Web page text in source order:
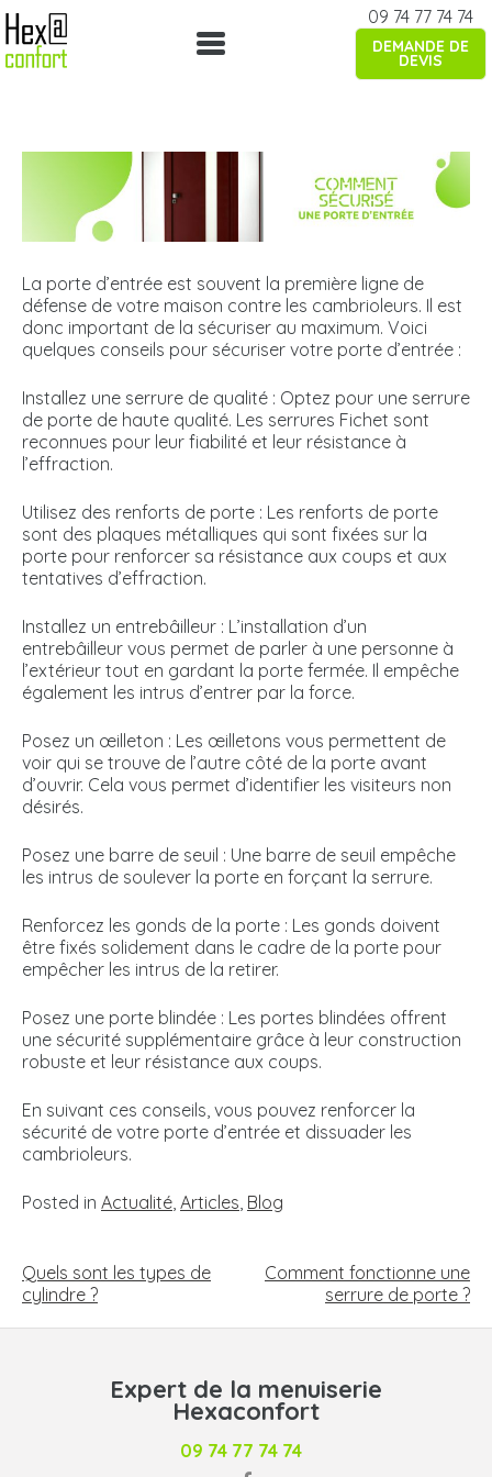
Skip
to
content
09 74 77 74 74
DEMANDE DE
DEVIS
La porte d’entrée est souvent la première ligne de
défense de votre maison contre les cambrioleurs. Il est
donc important de la sécuriser au maximum. Voici
quelques conseils pour sécuriser votre porte d’entrée :
Installez une serrure de qualité : Optez pour une serrure
de porte de haute qualité. Les serrures Fichet sont
reconnues pour leur fiabilité et leur résistance à
l’effraction.
Utilisez des renforts de porte : Les renforts de porte
sont des plaques métalliques qui sont fixées sur la
porte pour renforcer sa résistance aux coups et aux
tentatives d’effraction.
Installez un entrebâilleur : L’installation d’un
entrebâilleur vous permet de parler à une personne à
l’extérieur tout en gardant la porte fermée. Il empêche
également les intrus d’entrer par la force.
Posez un œilleton : Les œilletons vous permettent de
voir qui se trouve de l’autre côté de la porte avant
d’ouvrir. Cela vous permet d’identifier les visiteurs non
désirés.
Posez une barre de seuil : Une barre de seuil empêche
les intrus de soulever la porte en forçant la serrure.
Renforcez les gonds de la porte : Les gonds doivent
être fixés solidement dans le cadre de la porte pour
empêcher les intrus de la retirer.
Posez une porte blindée : Les portes blindées offrent
une sécurité supplémentaire grâce à leur construction
robuste et leur résistance aux coups.
En suivant ces conseils, vous pouvez renforcer la
sécurité de votre porte d’entrée et dissuader les
cambrioleurs.
Posted in Actualité Articles Blog
NAVIGATION
DE
L’ARTICLE
Quels sont les types de
cylindre ?
Comment fonctionne une
serrure de porte ?
Expert de la menuiserie
Hexaconfort
09 74 77 74 74